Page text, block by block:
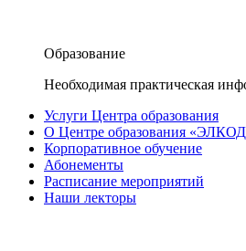
Образование
Необходимая практическая
Услуги Центра образования
О Центре образования
Корпоративное обучение
Абонементы
Расписание мероприятий
Наши лекторы